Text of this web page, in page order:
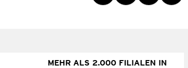
MEHR ALS 2.000 FILIALEN IN